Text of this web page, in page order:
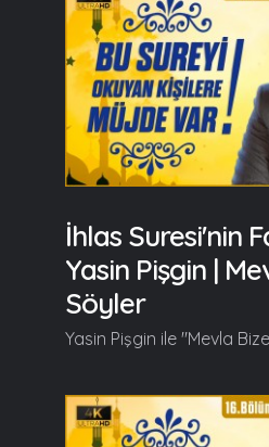
İhlas Suresi'nin
Yasin Pişgin |
Söyler